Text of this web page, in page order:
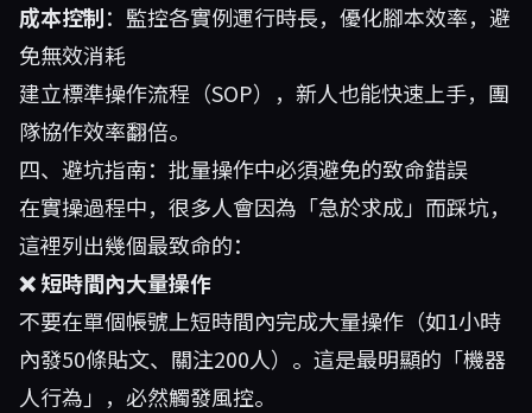
成本控制：監控各實例運行時長，優化腳本效率，避
免無效消耗
建立標準操作流程（SOP），新人也能快速上手，團
隊協作效率翻倍。
四、避坑指南：批量操作中必須避免的致命錯誤
在實操過程中，很多人會因為「急於求成」而踩坑，
這裡列出幾個最致命的：
❌ 短時間內大量操作
不要在單個帳號上短時間內完成大量操作（如1小時
內發50條貼文、關注200人）。這是最明顯的「機器
人行為」，必然觸發風控。